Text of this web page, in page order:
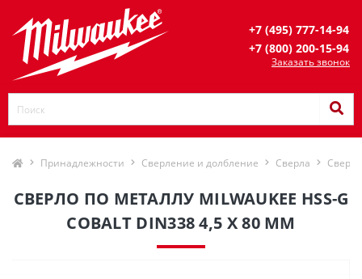
+7 (495) 777-14-94
+7 (800) 200-15-94
Заказать звонок
Принадлежности Сверление и долбление Сверла
СВЕРЛО ПО МЕТАЛЛУ MILWAUKEE HSS-G
COBALT DIN338 4,5 X 80 ММ